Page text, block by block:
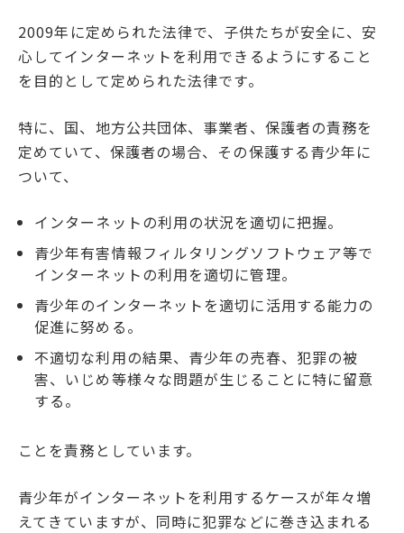
2009年に定められた法律で、子供たちが安全に、安
心してインターネットを利用できるようにすること
を目的として定められた法律です。
特に、国、地方公共団体、事業者、保護者の責務を
定めていて、保護者の場合、その保護する青少年に
ついて、
インターネットの利用の状況を適切に把握。
青少年有害情報フィルタリングソフトウェア等で
インターネットの利用を適切に管理。
青少年のインターネットを適切に活用する能力の
促進に努める。
不適切な利用の結果、青少年の売春、犯罪の被
害、いじめ等様々な問題が生じることに特に留意
する。
ことを責務としています。
青少年がインターネットを利用するケースが年々増
えてきていますが、同時に犯罪などに巻き込まれる